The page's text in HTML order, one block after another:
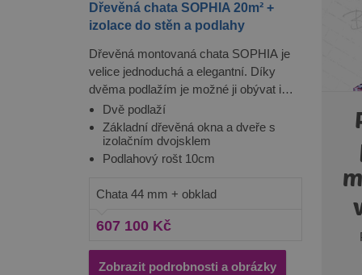
Dřevěná chata SOPHIA 20m² +
izolace do stěn a podlahy
Dřevěná montovaná chata SOPHIA je
velice jednoduchá a elegantní. Díky
dvěma podlažím je možné ji obývat i
delší dobu s celou rodinou. Je vyrobena
stejně jako naše ostatní produkty ze
severské borovice nebo smrku, které
jsou obzvláště ceněné pro svou pevnost
povětrnostním vlivům. Chata je navíc
který jí dodává velmi elegantní vzhled.
Dvě podlaží
Základní dřevěná okna a dveře s
izolačním dvojsklem
Podlahový rošt 10cm
Chata 44 mm + obklad
607 100 Kč
Zobrazit podrobnosti a obrázky
Nezbytně nutné soubory
bez nezbytně nutných
Název